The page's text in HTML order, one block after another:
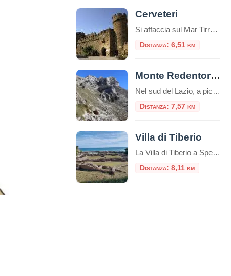
Cerveteri
Si affaccia sul Mar Tirreno e si trova a 42 km di distanza da Roma. Da Cerveteri si accede alla Necropoli etrusca del Sorbo e alla Necropoli etrusca della Banditaccia, una delle necropoli più monumentali del Mar Mediterraneo, dichiarata nel 2004 dal
Distanza: 6,51 km
Monte Redentore ed Eremo di San Michele
Nel sud del Lazio, a picco sul Golfo di Gaeta, si erge il Monte Redentore, una delle cime più suggestive e panoramiche dei Monti Aurunci. A 1252 metri di altitudine, questa montagna, che in realtà è una spalla del più imponente Monte Altino, offre un’esperienza indimenticabile che unisce trekking, spiritualità e paesaggi mozzafiato, rendendola una […]
Distanza: 7,57 km
Villa di Tiberio
La Villa di Tiberio a Sperlonga è uno dei più affascinanti esempi di residenza imperiale romana sulla costa tirrenica. Situata nel comune di Sperlonga, in provincia di Latina, la villa si affaccia sul mare e rappresenta uno squarcio della vita privata dell’imperatore Tiberio. Origini e Struttura della Villa La villa, costruita nel I secolo a.C., […]
Distanza: 8,11 km